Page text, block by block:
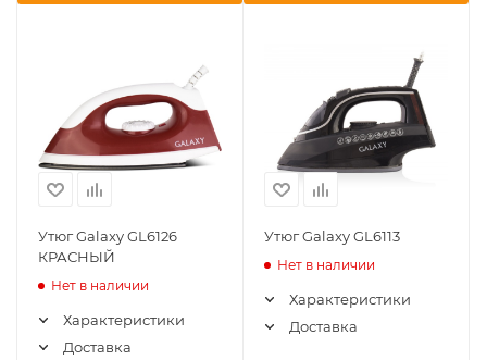
Утюг Galaxy GL6126
КРАСНЫЙ
Нет в наличии
Характеристики
Доставка
Утюг Galaxy GL6113
Нет в наличии
Характеристики
Доставка